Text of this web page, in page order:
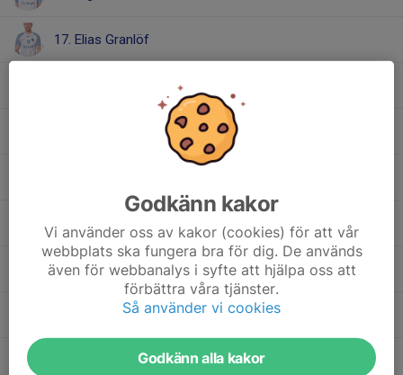
17. Elias Granlöf
20. Gabriel Söderberg
24. Stefan Grönlund
25. August Borling
26. Milan Hellborg
28. Mahdi Hassani
Godkänn kakor
Vi använder oss av kakor (cookies) för att vår
webbplats ska fungera bra för dig. De används
även för webbanalys i syfte att hjälpa oss att
förbättra våra tjänster.
Så använder vi cookies
Godkänn alla kakor